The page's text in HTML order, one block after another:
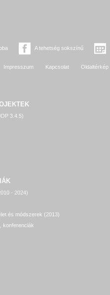
A tehetség sokszínű
Impresszum Kapcsolat Oldaltérkép
3.4.5)
- 2024)
és módszerek (2013)
konferenciák